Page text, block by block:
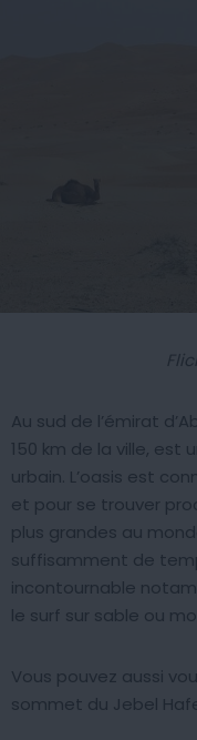
Au sud de l’émirat
150 km de la ville, est
urbain. L’oasis est
et pour se trouver
plus grandes au
suffisamment de
incontournable
le surf sur sable ou
Vous pouvez aussi
sommet du Jebel